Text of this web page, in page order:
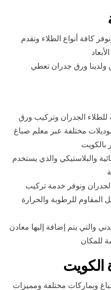
كافة أنواع الطلاء ونقدم
ولدينا ورق جدران تعطي
للطلاء الجدران وتركيب ورق
مختلفة عبر معلم صباغ
والبلاستيكي والذي يستخدم
ونوفر خدمة تركيب
المقاوم للرطوبة والحرارة
والتي يتم إضافة إليها معادن
للمكان
الكويت
وبماركات مختلفة ومميزات